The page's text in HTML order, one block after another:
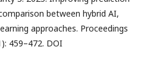
between hybrid AI,
approaches. Proceedings
459–472. DOI